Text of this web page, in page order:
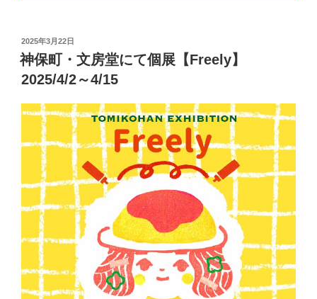
投
稿
日:
2025年3月22日
神保町・文房堂にて個展【Freely】
2025/4/2～4/15